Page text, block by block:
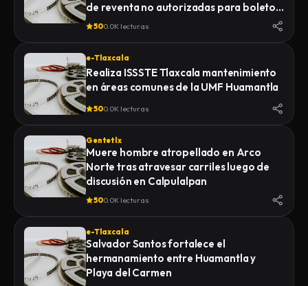
de reventa no autorizadas para boletos
de la Feria 2026
500.0K lecturas
e-Tlaxcala
Realiza ISSSTE Tlaxcala mantenimiento
en áreas comunes de la UMF Huamantla
500.0K lecturas
Gentetlx
Muere hombre atropellado en Arco
Norte tras atravesar carriles luego de
discusión en Calpulalpan
500.0K lecturas
e-Tlaxcala
Salvador Santos fortalece el
hermanamiento entre Huamantla y
Playa del Carmen